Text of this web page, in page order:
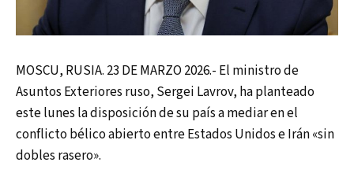
MOSCU, RUSIA. 23 DE MARZO 2026.- El ministro de
Asuntos Exteriores ruso, Sergei Lavrov, ha planteado
este lunes la disposición de su país a mediar en el
conflicto bélico abierto entre Estados Unidos e Irán «sin
dobles rasero».